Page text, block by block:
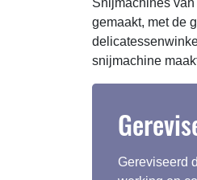
gemaakt, met de
snijmachine
Gereviseerd